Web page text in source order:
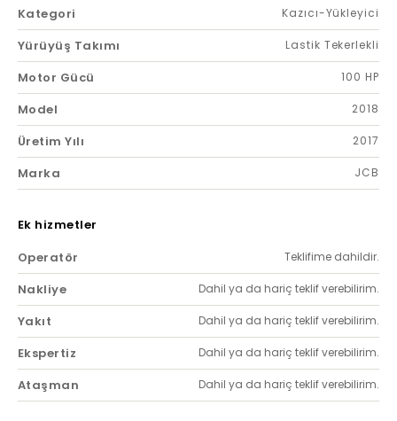
Kategori Kazıcı-Yükleyici
Yürüyüş Takımı Lastik Tekerlekli
Motor Gücü 100 HP
Model 2018
Üretim Yılı 2017
Marka JCB
Ek hizmetler
Operatör
Teklifime dahildir.
Nakliye Dahil ya da hariç teklif verebilirim.
Yakıt Dahil ya da hariç teklif verebilirim.
Ekspertiz Dahil ya da hariç teklif verebilirim.
Ataşman Dahil ya da hariç teklif verebilirim.